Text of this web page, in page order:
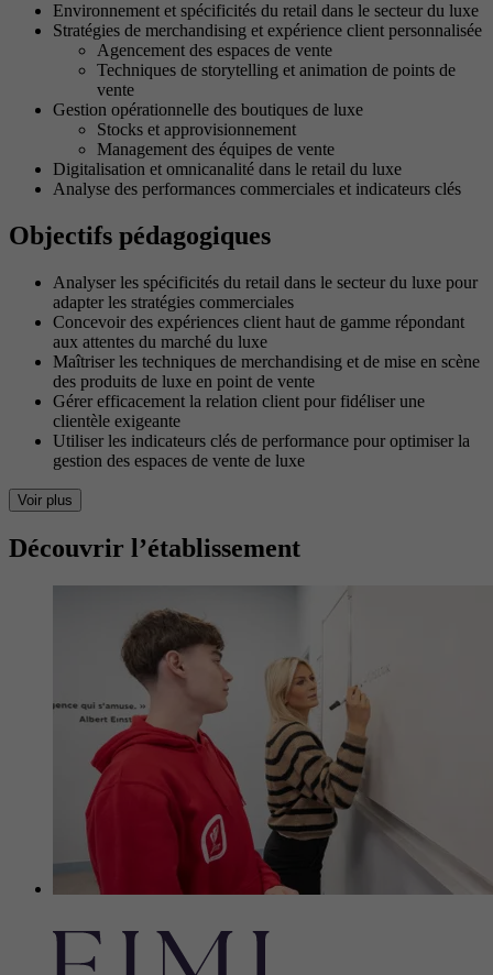
Environnement et spécificités du retail dans le secteur du luxe
Stratégies de merchandising et expérience client personnalisée
Agencement des espaces de vente
Techniques de storytelling et animation de points de
vente
Gestion opérationnelle des boutiques de luxe
Stocks et approvisionnement
Management des équipes de vente
Digitalisation et omnicanalité dans le retail du luxe
Analyse des performances commerciales et indicateurs clés
Objectifs pédagogiques
Analyser les spécificités du retail dans le secteur du luxe pour
adapter les stratégies commerciales
Concevoir des expériences client haut de gamme répondant
aux attentes du marché du luxe
Maîtriser les techniques de merchandising et de mise en scène
des produits de luxe en point de vente
Gérer efficacement la relation client pour fidéliser une
clientèle exigeante
Utiliser les indicateurs clés de performance pour optimiser la
gestion des espaces de vente de luxe
Voir plus
Découvrir l’établissement